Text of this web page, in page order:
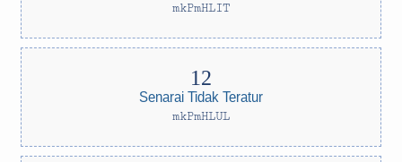
mkPmHLIT
Senarai Tidak Teratur
mkPmHLUL